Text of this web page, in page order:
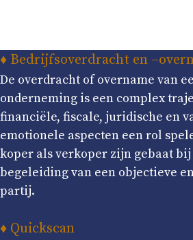
♦ Bedrijfsoverdracht en
De overdracht of overname van
onderneming is een complex
financiële, fiscale, juridische en
emotionele aspecten een rol
koper als verkoper zijn gebaat
begeleiding van een objectieve
partij.
♦ Quickscan